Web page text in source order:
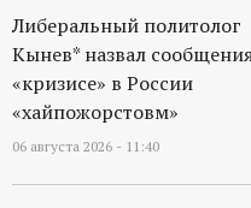
а
л
Либеральный политолог
Кынев* назвал
«кризисе» в России
«хайпожорстовм»
06 августа 2026 - 11:40